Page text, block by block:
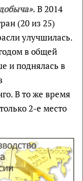
В 2014
(20 из 25)
улучшилась.
в общей
и поднялась в
В то же время
2-е место